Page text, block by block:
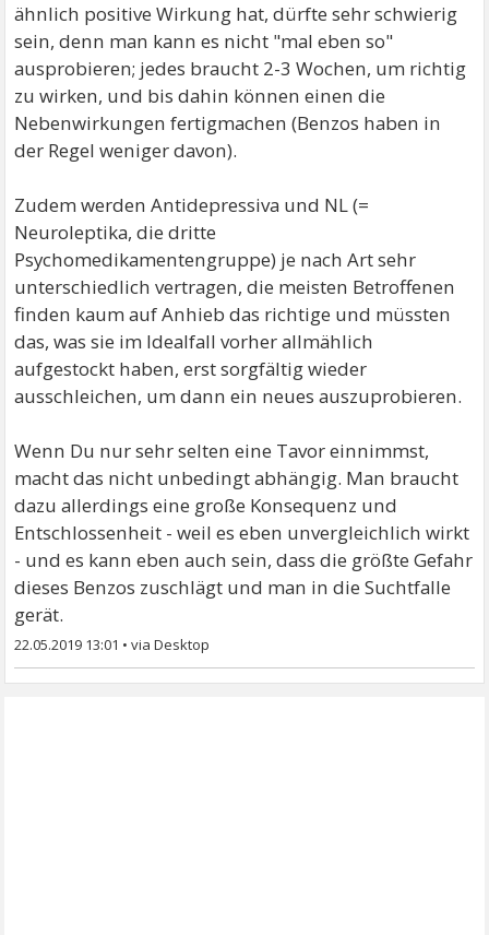
ähnlich positive Wirkung hat, dürfte sehr schwierig
sein, denn man kann es nicht "mal eben so"
ausprobieren; jedes braucht 2-3 Wochen, um richtig
zu wirken, und bis dahin können einen die
Nebenwirkungen fertigmachen (Benzos haben in
der Regel weniger davon).
Zudem werden Antidepressiva und NL (=
Neuroleptika, die dritte
Psychomedikamentengruppe) je nach Art sehr
unterschiedlich vertragen, die meisten Betroffenen
finden kaum auf Anhieb das richtige und müssten
das, was sie im Idealfall vorher allmählich
aufgestockt haben, erst sorgfältig wieder
ausschleichen, um dann ein neues auszuprobieren.
Wenn Du nur sehr selten eine Tavor einnimmst,
macht das nicht unbedingt abhängig. Man braucht
dazu allerdings eine große Konsequenz und
Entschlossenheit - weil es eben unvergleichlich wirkt
- und es kann eben auch sein, dass die größte Gefahr
dieses Benzos zuschlägt und man in die Suchtfalle
gerät.
22.05.2019 13:01 •